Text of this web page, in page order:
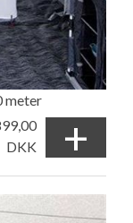
meter
DKK
+